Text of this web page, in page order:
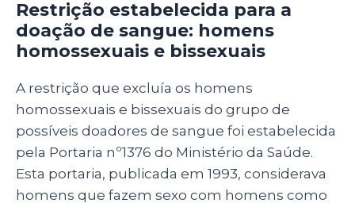
Restrição estabelecida para a
doação de sangue: homens
homossexuais e bissexuais
A restrição que excluía os homens
homossexuais e bissexuais do grupo de
possíveis doadores de sangue foi estabelecida
pela Portaria nº1376 do Ministério da Saúde.
Esta portaria, publicada em 1993, considerava
homens que fazem sexo com homens como